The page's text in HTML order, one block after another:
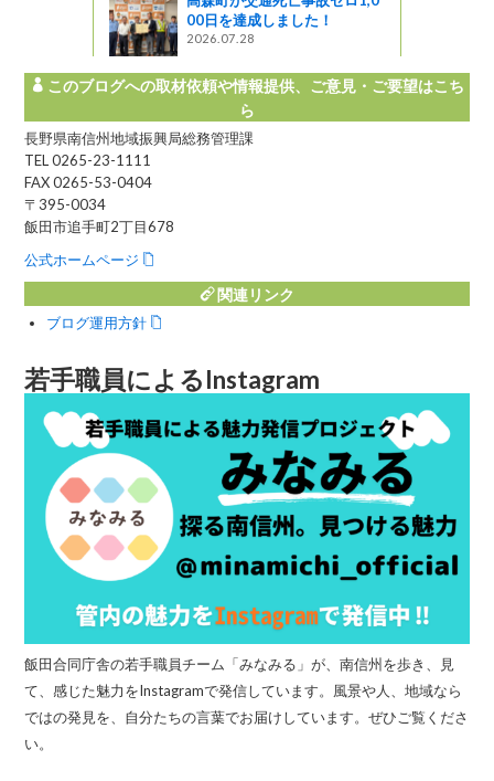
00日を達成しました！
2026.07.28
このブログへの取材依頼や情報提供、ご意見・ご要望はこち
ら
長野県南信州地域振興局総務管理課
TEL 0265-23-1111
FAX 0265-53-0404
〒395-0034
飯田市追手町2丁目678
公式ホームページ
関連リンク
ブログ運用方針
若手職員によるInstagram
飯田合同庁舎の若手職員チーム「みなみる」が、南信州を歩き、見
て、感じた魅力をInstagramで発信しています。風景や人、地域なら
ではの発見を、自分たちの言葉でお届けしています。ぜひご覧くださ
い。